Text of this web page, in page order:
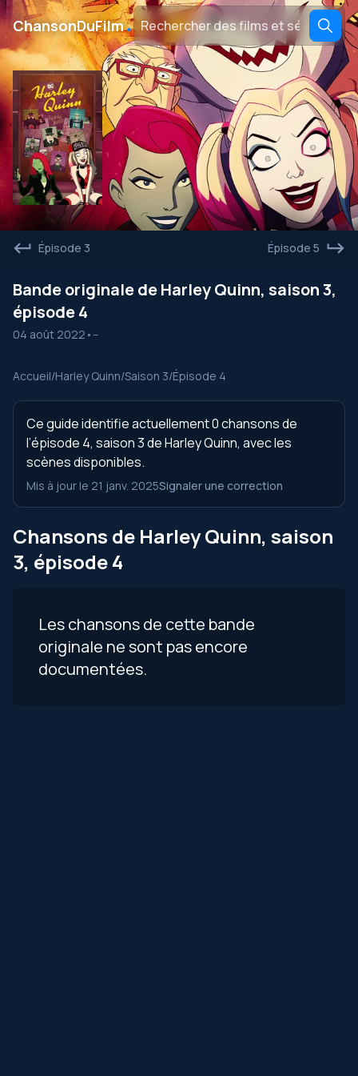
ChansonDuFilm․
Épisode 3 Épisode 5
Bande originale de Harley Quinn, saison 3,
épisode 4
04 août 2022 • --
Accueil/Harley Quinn/Saison 3/Épisode 4
Ce guide identifie actuellement 0 chansons de
l’épisode 4, saison 3 de Harley Quinn, avec les
scènes disponibles.
Mis à jour le 21 janv. 2025Signaler une correction
Chansons de Harley Quinn, saison
3, épisode 4
Les chansons de cette bande
originale ne sont pas encore
documentées.